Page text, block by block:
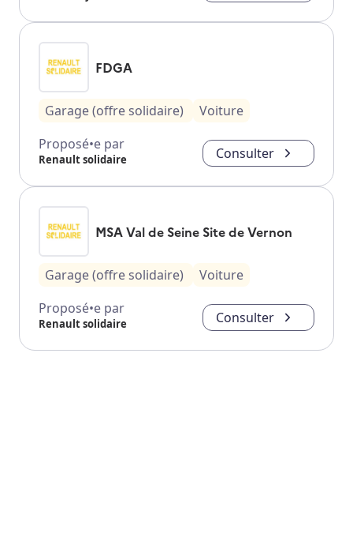
FDGA
Garage (offre solidaire)
Voiture
Proposé•e par
Renault solidaire Consulter
MSA Val de Seine Site de Vernon
Garage (offre solidaire)
Voiture
Proposé•e par
Renault solidaire Consulter